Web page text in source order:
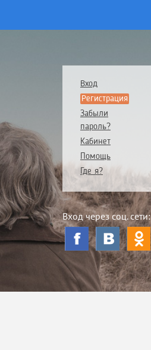
Вход
Регистрация
Забыли
пароль?
Кабинет
Помощь
Где я?
Вход через соц. сети: